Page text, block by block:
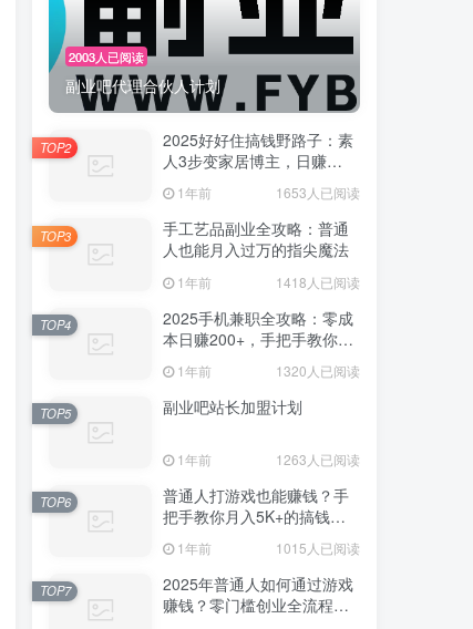
2003人已阅读
副业吧代理合伙人计划
2025好好住搞钱野路子：素
人3步变家居博主，日赚
500+保姆级教程
1年前 1653人已阅读
TOP2
手工艺品副业全攻略：普通
人也能月入过万的指尖魔法
1年前 1418人已阅读
TOP3
2025手机兼职全攻略：零成
本日赚200+，手把手教你避
1年前 1320人已阅读
TOP4
副业吧站长加盟计划
1年前 1263人已阅读
TOP5
普通人打游戏也能赚钱？手
把手教你月入5K+的搞钱姿
1年前 1015人已阅读
TOP6
2025年普通人如何通过游戏
赚钱？零门槛创业全流程拆
TOP7